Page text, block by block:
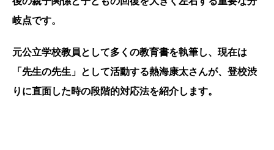
岐点です。
元公立学校教員として多くの教育書を執筆し、現在は
「先生の先生」として活動する熱海康太さんが、登校渋
りに直面した時の段階的対応法を紹介します。